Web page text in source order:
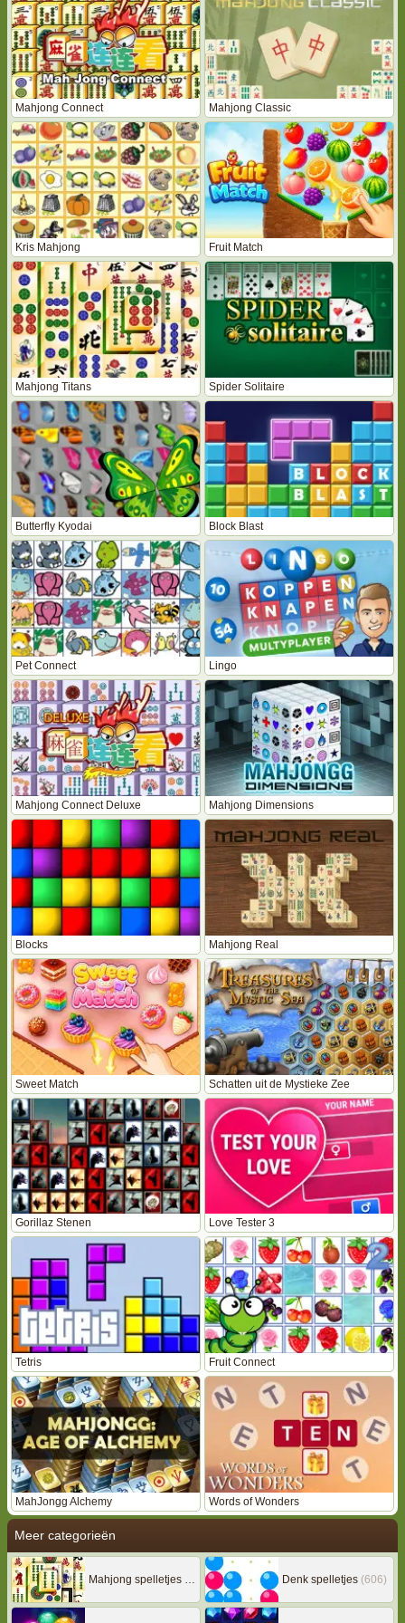
Mahjong Connect Mahjong Classic
Kris Mahjong Fruit Match
Mahjong Titans Spider Solitaire
Butterfly Kyodai Block Blast
Pet Connect Lingo
Mahjong Connect Deluxe Mahjong Dimensions
Blocks Mahjong Real
Sweet Match Schatten uit de Mystieke Zee
Gorillaz Stenen Love Tester 3
Tetris Fruit Connect
MahJongg Alchemy Words of Wonders
Meer categorieën
Mahjong spelletjes
(133) Denk spelletjes (606)